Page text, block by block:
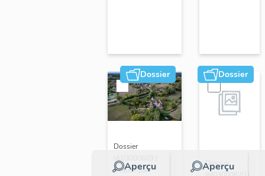
Dossier
Aperçu
Dossier
Réalisé par
Dossier
Aperçu
Dossier